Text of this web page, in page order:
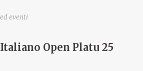
eventi
Open Platu 25